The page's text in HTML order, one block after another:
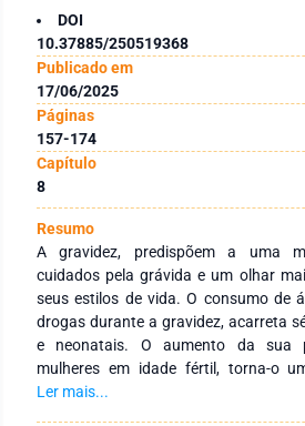
DOI
10.37885/250519368
Publicado em
17/06/2025
Páginas
157-174
Capítulo
8
Resumo
A gravidez, predispõem a uma
cuidados pela grávida e um olhar
seus estilos de vida. O consumo de
drogas durante a gravidez, acarreta
e neonatais. O aumento da sua
mulheres em idade fértil, torna-o
pública. Os comportamentos
Ler mais...